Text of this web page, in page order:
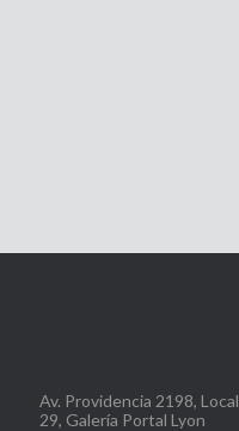
Av. Providencia 2198, Local
29, Galería Portal Lyon